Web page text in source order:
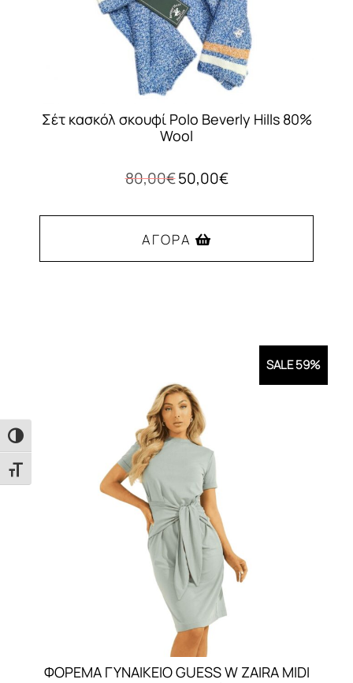
Εναλλαγή Υψηλής Αντίθεσης
Εναλλαγή Μεγέθους Γραμμάτων
Σέτ κασκόλ σκουφί Polo Beverly Hills 80%
Wool
80,00€ Original
was:
80,00€.
50,00€Η
τιμή
ΑΓΟΡΆ
SALE 59%
ΦΟΡΕΜΑ ΓΥΝΑΙΚEIO GUESS W ZAIRA MIDI